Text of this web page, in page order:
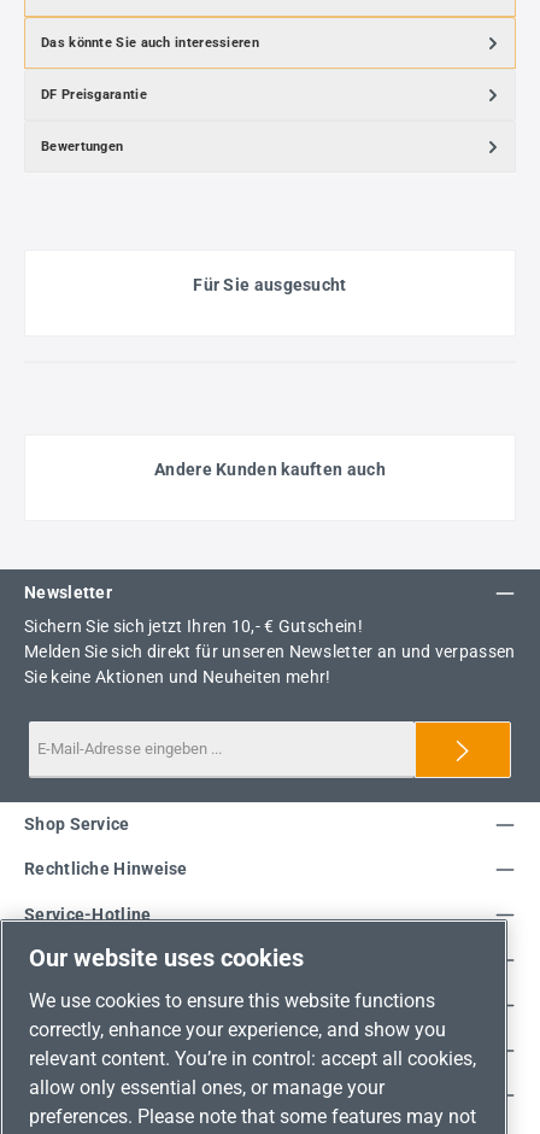
Das könnte Sie auch interessieren
DF Preisgarantie
Bewertungen
Für Sie ausgesucht
Andere Kunden kauften auch
Newsletter
Sichern Sie sich jetzt Ihren 10,- € Gutschein!
Melden Sie sich direkt für unseren Newsletter an und verpassen
Sie keine Aktionen und Neuheiten mehr!
Service-Hotline
Shop Service
Rechtliche Hinweise
Unsere Vorteile
Versandarten
Zahlungsarten
Adresse
Our website uses cookies
We use cookies to ensure this website functions
correctly, enhance your experience, and show you
relevant content. You’re in control: accept all cookies,
allow only essential ones, or manage your
preferences. Please note that some features may not